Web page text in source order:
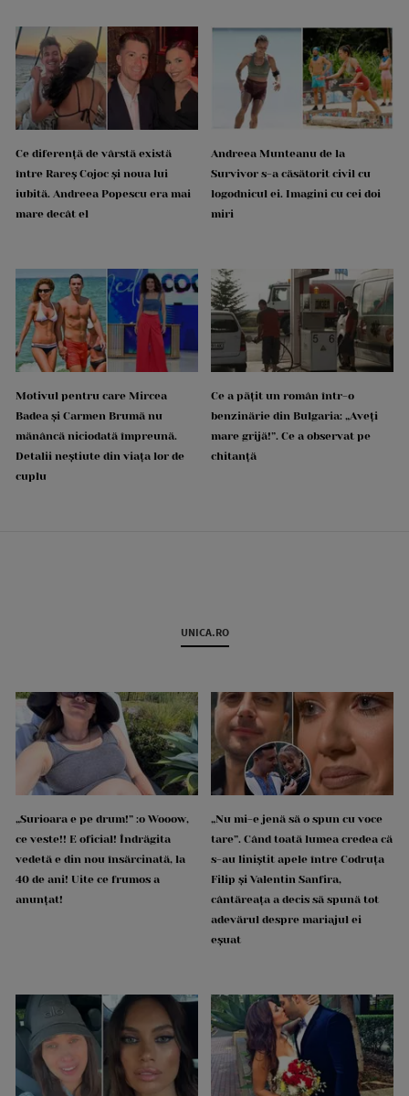
Ce diferență de vârstă există
între Rareș Cojoc și noua lui
iubită. Andreea Popescu era mai
mare decât el
Andreea Munteanu de la
Survivor s-a căsătorit civil cu
logodnicul ei. Imagini cu cei doi
miri
Motivul pentru care Mircea
Badea și Carmen Brumă nu
mănâncă niciodată împreună.
Detalii neștiute din viața lor de
cuplu
Ce a pățit un român într-o
benzinărie din Bulgaria: „Aveți
mare grijă!”. Ce a observat pe
chitanță
UNICA.RO
„Surioara e pe drum!” :o Wooow,
ce veste!! E oficial! Îndrăgita
vedetă e din nou însărcinată, la
40 de ani! Uite ce frumos a
anunțat!
„Nu mi-e jenă să o spun cu voce
tare”. Când toată lumea credea că
s-au liniștit apele între Codruța
Filip și Valentin Sanfira,
cântăreața a decis să spună tot
adevărul despre mariajul ei
eșuat